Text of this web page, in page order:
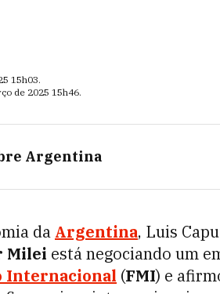
15h03.
de 2025 15h46.
Argentina
da Argentina, Luis
Milei está negociando um
Internacional (FMI) e